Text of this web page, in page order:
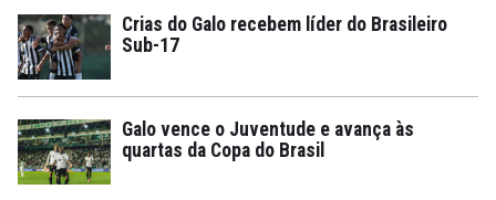
Crias do Galo recebem líder do Brasileiro
Sub-17
Galo vence o Juventude e avança às
quartas da Copa do Brasil